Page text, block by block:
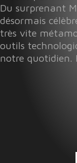
Du surprenant
désormais
très vite
outils
notre quotidien.